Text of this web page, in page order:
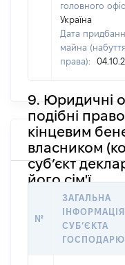
головного
Україна
Дата
майна (набуття
права):
9. Юридичні
подібні
кінцевим
власником
суб’єкт
його сім'ї
№
ЗАГАЛЬНА
СУБʼЄКТА